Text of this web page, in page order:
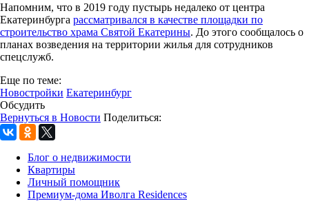
Напомним, что в 2019 году пустырь недалеко от центра
Екатеринбурга рассматривался в качестве площадки по
строительство храма Святой Екатерины. До этого сообщалось о
планах возведения на территории жилья для сотрудников
спецслужб.
Еще по теме:
Новостройки Екатеринбург
Обсудить
Вернуться в Новости Поделиться:
Блог о недвижимости
Квартиры
Личный помощник
Премиум-дома Иволга Residences